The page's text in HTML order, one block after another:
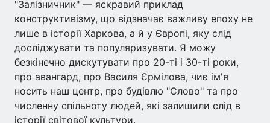
"Залізничник" — яскравий приклад
конструктивізму, що відзначає важливу епоху не
лише в історії Харкова, а й у Європі, яку слід
досліджувати та популяризувати. Я можу
безкінечно дискутувати про 20-ті і 30-ті роки,
про авангард, про Василя Єрмілова, чиє ім'я
носить наш центр, про будівлю "Слово" та про
численну спільноту людей, які залишили слід в
історії світової культури.